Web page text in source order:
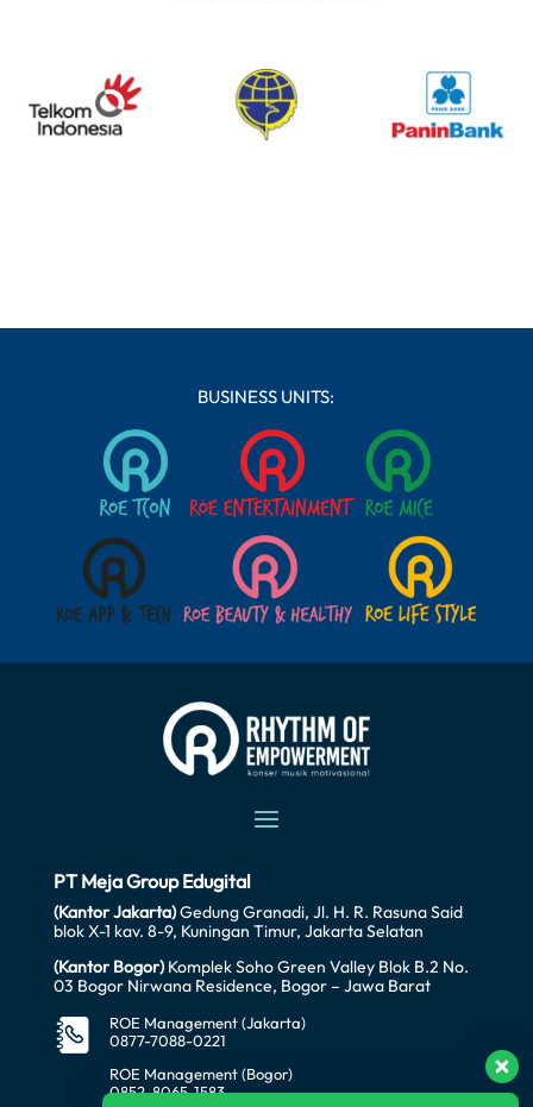
BUSINESS UNITS:
PT Meja Group Edugital
(Kantor Jakarta)Gedung Granadi, Jl. H. R. Rasuna Said
blok X-1 kav. 8-9, Kuningan Timur, Jakarta Selatan
(Kantor Bogor)Komplek Soho Green Valley Blok B.2 No.
03 Bogor Nirwana Residence, Bogor – Jawa Barat
ROE Management (Jakarta)
0877-7088-0221
ROE Management (Bogor)
0852-8065-1583